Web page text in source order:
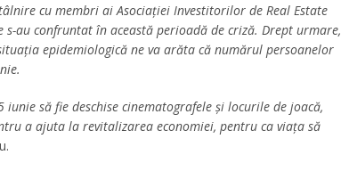
cu membri ai Asociației Investitorilor de Real Estate
au confruntat în această perioadă de criză. Drept urmare,
epidemiologică ne va arăta că numărul persoanelor
să fie deschise cinematografele și locurile de joacă,
a ajuta la revitalizarea economiei, pentru ca viața să